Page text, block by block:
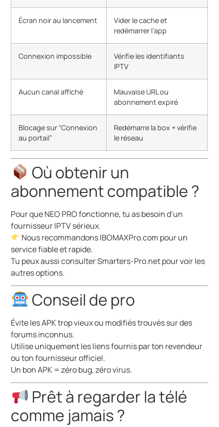
Écran noir au lancement
Vider le cache et
redémarrer l’app
Connexion impossible
Vérifie les identifiants
IPTV
Aucun canal affiché
Mauvaise URL ou
abonnement expiré
Blocage sur “Connexion
au portail”
Redémarre la box + vérifie
le réseau
Où obtenir un
abonnement compatible ?
Pour que NEO PRO fonctionne, tu as besoin d’un
fournisseur IPTV sérieux.
Nous recommandonsIBOMAXPro.com pour un
service fiable et rapide.
Tu peux aussi consulterSmarters-Pro.netpour voir les
autres options.
Conseil de pro
Évite les APK trop vieux ou modifiés trouvés sur des
forums inconnus.
Utilise uniquement les liens fournis par ton revendeur
ou ton fournisseur officiel.
Un bon APK = zéro bug, zéro virus.
Prêt à regarder la télé
comme jamais ?